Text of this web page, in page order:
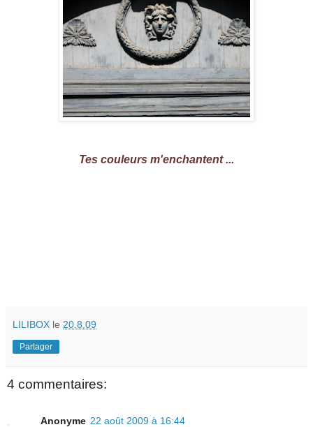
Tes couleurs m'enchantent ...
LILIBOX le 20.8.09
Partager
4 commentaires:
Anonyme 22 août 2009 à 16:44